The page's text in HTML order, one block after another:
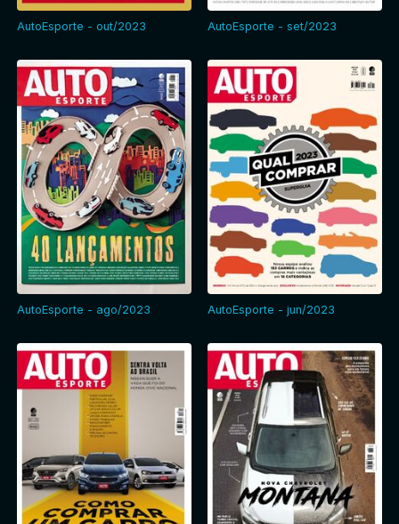
AutoEsporte - out/2023 AutoEsporte - set/2023
AutoEsporte - ago/2023 AutoEsporte - jun/2023